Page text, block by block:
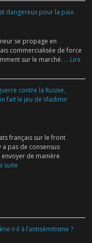
dangereux pour la paix
se propage en
commercialisée de force
sur le marché. ... Lire
contre la Russie,
fait le jeu de Vladimir
français sur le front
a pas de consensus
de manière
suite
t-il à l’antisémitisme ?